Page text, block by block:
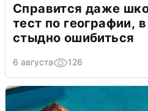
Справится даже
тест по географии,
стыдно ошибиться
6 августа 126